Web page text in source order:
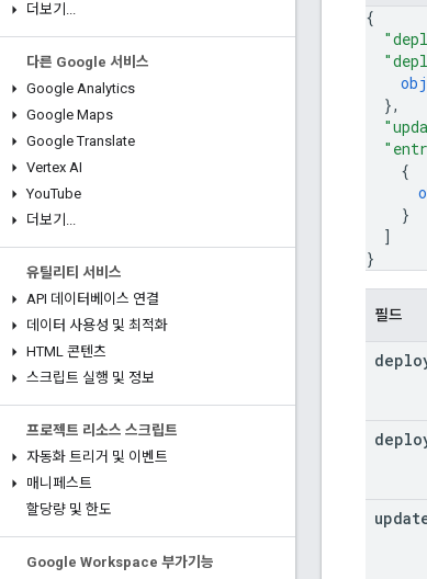
더보기 ...
다른 Google 서비스
Google Analytics
Google Maps
Google Translate
Vertex AI
YouTube
더보기 ...
유틸리티 서비스
API 데이터베이스 연결
데이터 사용성 및 최적화
HTML 콘텐츠
스크립트 실행 및 정보
프로젝트 리소스 스크립트
자동화 트리거 및 이벤트
매니페스트
할당량 및 한도
Google Workspace 부가기능
{
},
{
}
]
}
필드